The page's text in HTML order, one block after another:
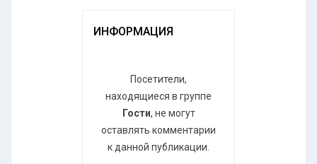
ИНФОРМАЦИЯ
Посетители,
находящиеся в группе
Гости, не могут
оставлять комментарии
к данной публикации.